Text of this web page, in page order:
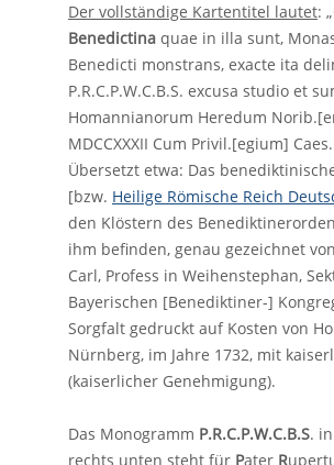
Der vollständige Kartentitel lautet: „
Benedictina quae in illa sunt,
Benedicti monstrans, exacte ita
P.R.C.P.W.C.B.S. excusa studio et
Homannianorum Heredum
MDCCXXXII Cum Privil.[egium]
Übersetzt etwa: Das
[bzw. Heilige Römische Reich
den Klöstern des
ihm befinden, genau gezeichnet
Carl, Profess in Weihenstephan,
Bayerischen [Benediktiner-]
Sorgfalt gedruckt auf Kosten von
Nürnberg, im Jahre 1732, mit
(kaiserlicher Genehmigung).
Das Monogramm P.R.C.P.W.C.B.S.
rechts unten steht für Pater R